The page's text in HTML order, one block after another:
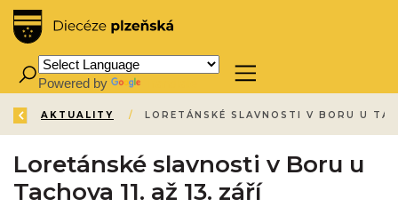
Powered by
ZPĚT
ÚVOD /
AKTUALITY /
Loretánské slavnosti v Boru u
Tachova 11. až 13. září